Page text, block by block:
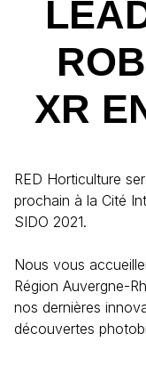
XR
RED Horticulture
prochain à la Cité
SIDO 2021.
Nous vous
Région Auvergne-
nos dernières
découvertes